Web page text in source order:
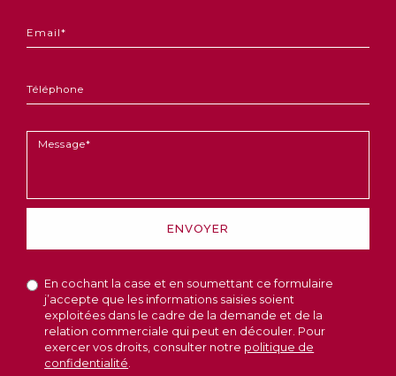
Message
ENVOYER
En cochant la case et en soumettant ce formulaire
j’accepte que les informations saisies soient
exploitées dans le cadre de la demande et de la
relation commerciale qui peut en découler. Pour
exercer vos droits, consulter notre politique de
confidentialité